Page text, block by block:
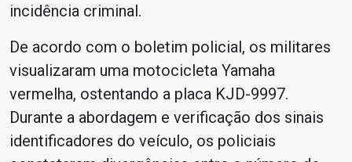
incidência criminal.
De acordo com o boletim policial, os militares
visualizaram uma motocicleta Yamaha
vermelha, ostentando a placa KJD-9997.
Durante a abordagem e verificação dos sinais
identificadores do veículo, os policiais